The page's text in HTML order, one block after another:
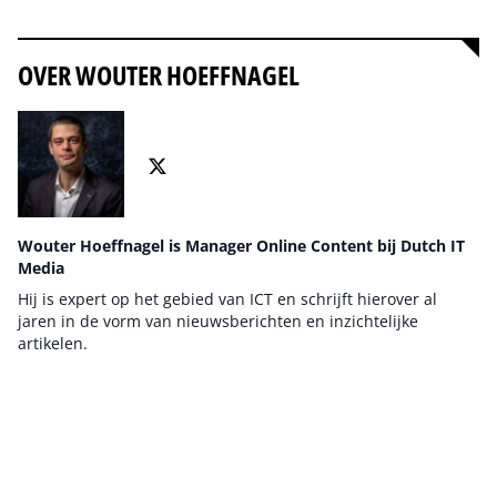
OVER WOUTER HOEFFNAGEL
Wouter Hoeffnagel is Manager Online Content bij Dutch IT
Media
Hij is expert op het gebied van ICT en schrijft hierover al
jaren in de vorm van nieuwsberichten en inzichtelijke
artikelen.